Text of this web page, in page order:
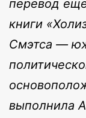
перевод
книги
Смэтса —
выполнила